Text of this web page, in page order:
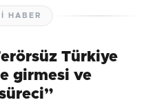
HABER
Türkiye
girmesi ve